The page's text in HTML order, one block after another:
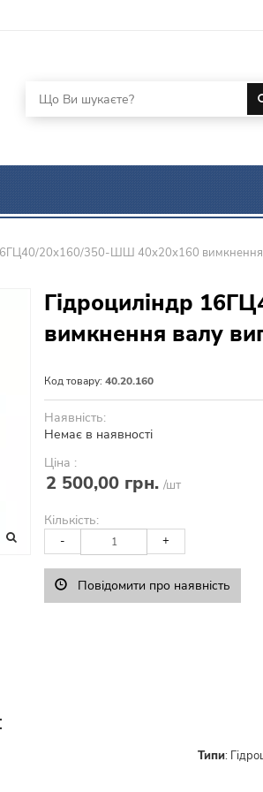
20х160/350-ШШ 40х20х160 вимкнення
Гідроциліндр
вимкнення валу
Код товару: 40.20.160
Наявність:
Немає в наявності
Ціна :
2 500,00 грн. /шт
Кількість:
- +
Повідомити про наявність
Типи: